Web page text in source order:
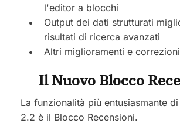
l'editor a blocchi
Output dei dati strutturati
risultati di ricerca avanzati
Altri miglioramenti e
Il Nuovo Blocco
La funzionalità più entusiasmante di
2.2 è il Blocco Recensioni.